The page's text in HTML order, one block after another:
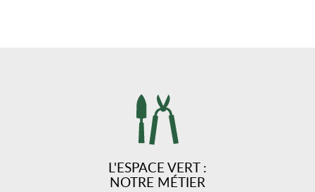
L'ESPACE VERT :
NOTRE MÉTIER